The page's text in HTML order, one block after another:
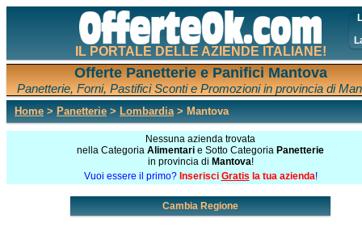
IL PORTALE DELLE AZIENDE ITALIANE!
Offerte Panetterie e Panifici Mantova
Panetterie, Forni, Pastifici Sconti e Promozioni in provincia di
Home > Panetterie > Lombardia> Mantova
Nessuna azienda trovata
nella Categoria Alimentari e Sotto Categoria Panetterie
in provincia di Mantova!
Vuoi essere il primo? Inserisci Gratis la tua azienda!
Cambia Regione